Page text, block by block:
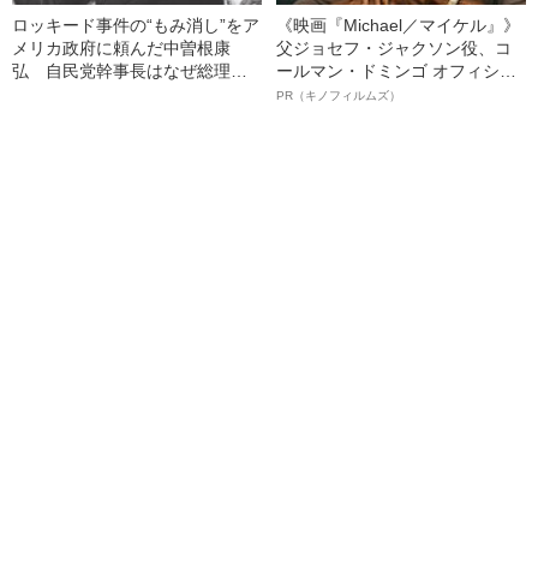
ロッキード事件の“もみ消し”をア
メリカ政府に頼んだ中曽根康
弘 自民党幹事長はなぜ総理を
《映画『Michael／マイケル』》
父ジョセフ・ジャクソン役、コ
ールマン・ドミンゴ オフィシャ
ルインタビュー“観客を魅了した
PR（キノフィルムズ）